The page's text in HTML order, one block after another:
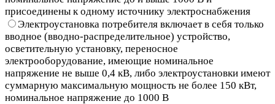
присоединены к одному источнику электроснабжения
Электроустановка потребителя включает в себя только
вводное (вводно-распределительное) устройство,
осветительную установку, переносное
электрооборудование, имеющие номинальное
напряжение не выше 0,4 кВ, либо электроустановки имеют
суммарную максимальную мощность не более 150 кВт,
номинальное напряжение до 1000 В